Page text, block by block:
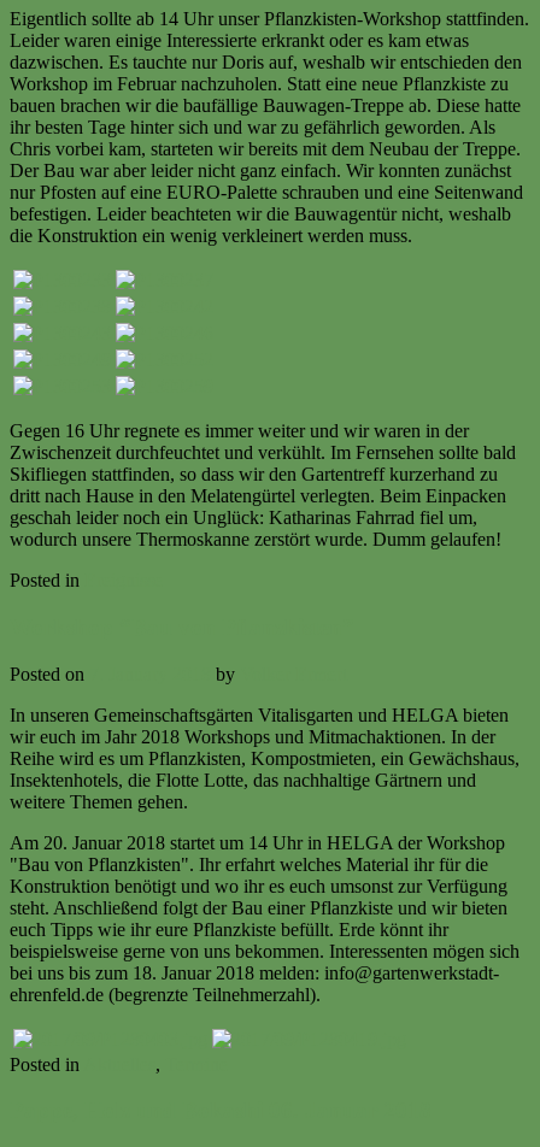
Eigentlich sollte ab 14 Uhr unser Pflanzkisten-Workshop stattfinden.
Leider waren einige Interessierte erkrankt oder es kam etwas
dazwischen. Es tauchte nur Doris auf, weshalb wir entschieden den
Workshop im Februar nachzuholen. Statt eine neue Pflanzkiste zu
bauen brachen wir die baufällige Bauwagen-Treppe ab. Diese hatte
ihr besten Tage hinter sich und war zu gefährlich geworden. Als
Chris vorbei kam, starteten wir bereits mit dem Neubau der Treppe.
Der Bau war aber leider nicht ganz einfach. Wir konnten zunächst
nur Pfosten auf eine EURO-Palette schrauben und eine Seitenwand
befestigen. Leider beachteten wir die Bauwagentür nicht, weshalb
die Konstruktion ein wenig verkleinert werden muss.
Gegen 16 Uhr regnete es immer weiter und wir waren in der
Zwischenzeit durchfeuchtet und verkühlt. Im Fernsehen sollte bald
Skifliegen stattfinden, so dass wir den Gartentreff kurzerhand zu
dritt nach Hause in den Melatengürtel verlegten. Beim Einpacken
geschah leider noch ein Unglück: Katharinas Fahrrad fiel um,
wodurch unsere Thermoskanne zerstört wurde. Dumm gelaufen!
Posted in
Posted on by
In unseren Gemeinschaftsgärten Vitalisgarten und HELGA bieten
wir euch im Jahr 2018 Workshops und Mitmachaktionen. In der
Reihe wird es um Pflanzkisten, Kompostmieten, ein Gewächshaus,
Insektenhotels, die Flotte Lotte, das nachhaltige Gärtnern und
weitere Themen gehen.
Am 20. Januar 2018 startet um 14 Uhr in HELGA der Workshop
"Bau von Pflanzkisten". Ihr erfahrt welches Material ihr für die
Konstruktion benötigt und wo ihr es euch umsonst zur Verfügung
steht. Anschließend folgt der Bau einer Pflanzkiste und wir bieten
euch Tipps wie ihr eure Pflanzkiste befüllt. Erde könnt ihr
beispielsweise gerne von uns bekommen. Interessenten mögen sich
bei uns bis zum 18. Januar 2018 melden: info@gartenwerkstadt-
ehrenfeld.de (begrenzte Teilnehmerzahl).
Posted in ,